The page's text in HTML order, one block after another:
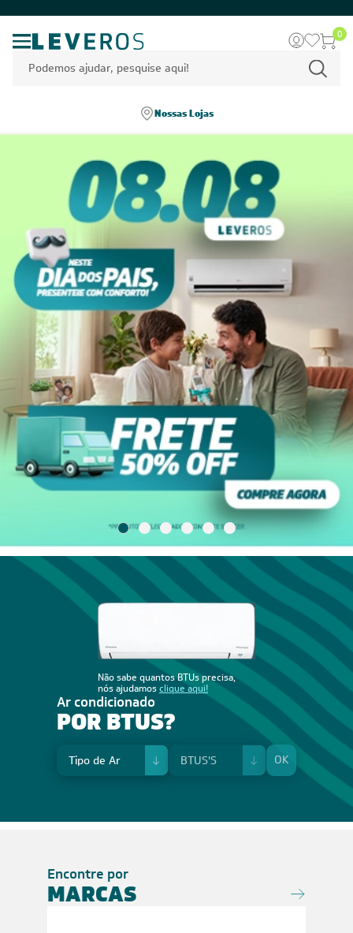
0
Nossas Lojas
Não sabe quantos BTUs precisa,
nós ajudamosclique aqui!
Ar condicionado
POR BTUS?
OK
Encontre por
MARCAS